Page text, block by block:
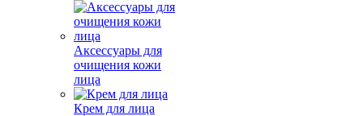
Аксессуары для
очищения кожи
лица
Крем для лица